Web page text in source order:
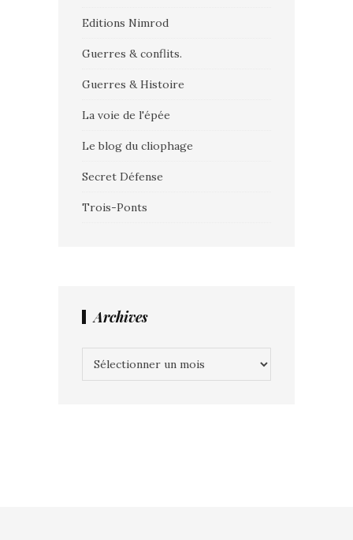
Editions Nimrod
Guerres & conflits.
Guerres & Histoire
La voie de l'épée
Le blog du cliophage
Secret Défense
Trois-Ponts
Archives